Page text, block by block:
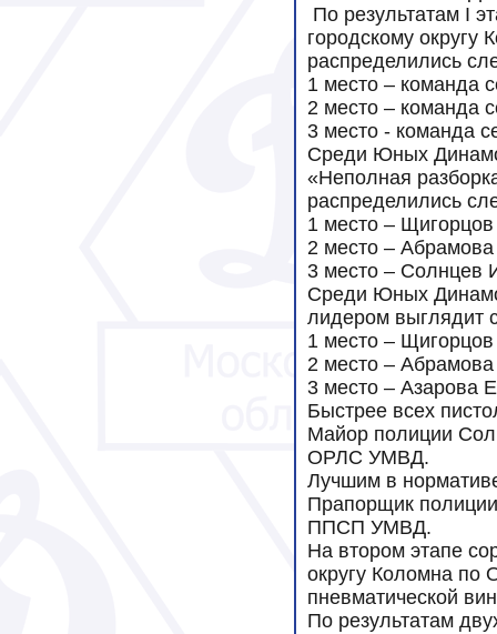
По результатам I
городскому округу
распределились
1 место – команда
2 место – команда
3 место - команда
Среди Юных
«Неполная
распределились
1 место –
2 место –
3 место – Солнцев
Среди Юных
лидером
1 место –
2 место –
3 место – Азарова
Быстрее всех
Майор полиции
ОРЛС УМВД.
Лучшим в
Прапорщик
ППСП УМВД.
На втором этапе
округу Коломна по
пневматической
По результатам